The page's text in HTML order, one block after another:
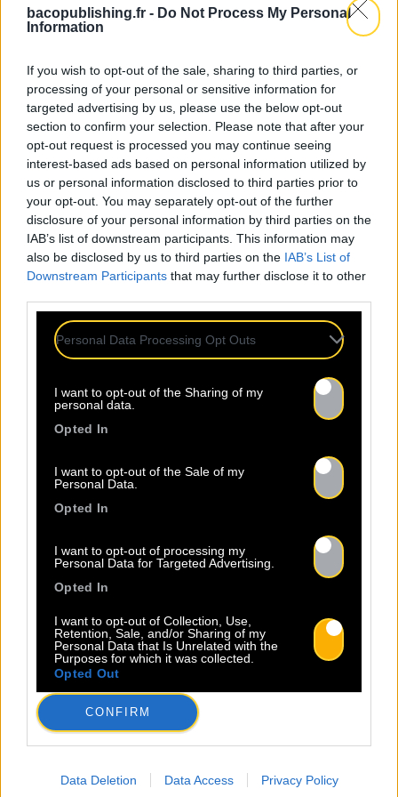
bacopublishing.fr - Do Not Process My Personal
Information
If you wish to opt-out of the sale, sharing to third parties, or
processing of your personal or sensitive information for
targeted advertising by us, please use the below opt-out
section to confirm your selection. Please note that after your
opt-out request is processed you may continue seeing
interest-based ads based on personal information utilized by
us or personal information disclosed to third parties prior to
your opt-out. You may separately opt-out of the further
disclosure of your personal information by third parties on the
IAB’s list of downstream participants. This information may
also be disclosed by us to third parties on the IAB’s List of
Downstream Participants that may further disclose it to other
Personal Data Processing Opt Outs
I want to opt-out of the Sharing of my
personal data.
Opted In
I want to opt-out of the Sale of my
Personal Data.
Opted In
I want to opt-out of processing my
Personal Data for Targeted Advertising.
Opted In
I want to opt-out of Collection, Use,
Retention, Sale, and/or Sharing of my
Personal Data that Is Unrelated with the
Purposes for which it was collected.
Opted Out
CONFIRM
Data Deletion Data Access Privacy Policy
24.07
Sopycal : aux 3 Baudets pour
French VIP Women
YACAST mettent en lumière Sopycal
Sopycal, c’est son mélange unique
danse et chante sur des textes à
célébrant la résilience avec une
sincérité […]
INSCRIPTION AU BACO WRITING